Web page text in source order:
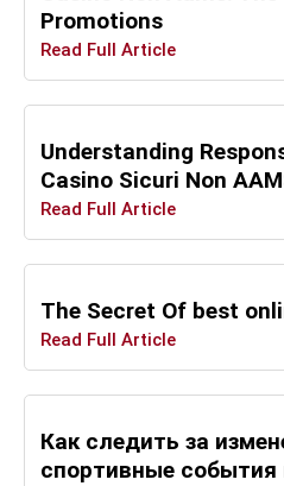
Promotions
Read Full Article
Understanding
Casino Sicuri Non
Read Full Article
The Secret Of best
Read Full Article
Как следить за
спортивные